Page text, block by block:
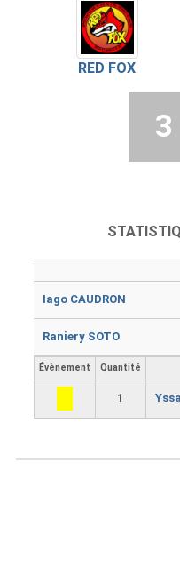
RED FOX
3
Iago CAUDRON
Raniery SOTO
Évènement Quantité
1